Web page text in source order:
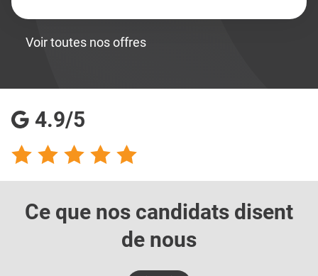
Voir toutes nos offres
4.9/5
Ce que nos candidats disent
de nous